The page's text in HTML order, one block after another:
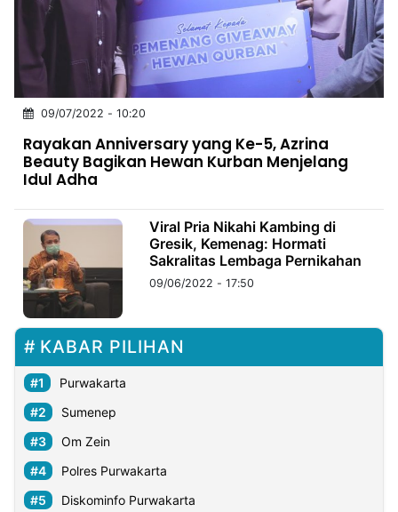
INDONESIA
Partner
NTB
Time
IDN
Jogja
Rakyat
News
Notice
Baru
Kabarbaru
Kabarbaru.co
2026
09/07/2022 - 10:20
Rayakan Anniversary yang Ke-5, Azrina
Beauty Bagikan Hewan Kurban Menjelang
Idul Adha
Viral Pria Nikahi Kambing di
Gresik, Kemenag: Hormati
Sakralitas Lembaga Pernikahan
09/06/2022 - 17:50
KABAR PILIHAN
Purwakarta
Sumenep
Om Zein
Polres Purwakarta
Diskominfo Purwakarta